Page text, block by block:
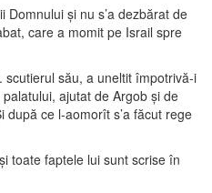
şi nu s’a dezbărat de
care a momit pe Israil spre
scutierul său, a uneltit împotrivă-i
ajutat de Argob şi de
după ce l-aomorît s’a făcut rege
toate faptele lui sunt scrise în